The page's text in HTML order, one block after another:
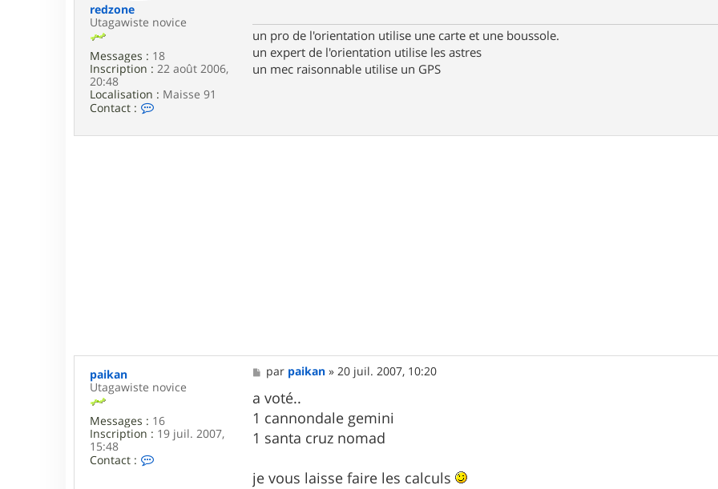
redzone
Utagawiste novice
Messages : 18
Inscription : 22 août 2006,
20:48
Localisation : Maisse 91
Contact :
un pro de l'orientation utilise une carte et une boussole.
un expert de l'orientation utilise les astres
un mec raisonnable utilise un GPS
paikan
Utagawiste novice
Messages : 16
Inscription : 19 juil. 2007,
15:48
Contact :
M
e
s
s
a
g
e
par paikan »20 juil. 2007, 10:20
a voté..
1 cannondale gemini
1 santa cruz nomad
je vous laisse faire les calculs